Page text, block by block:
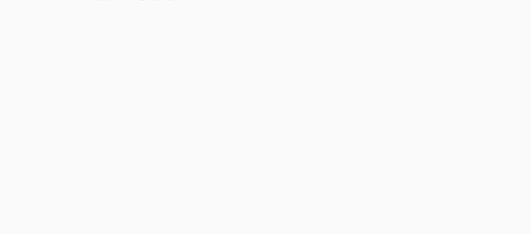
Im Mühlenfeld 30